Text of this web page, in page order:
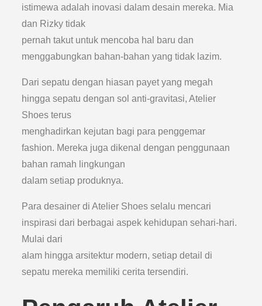
istimewa adalah inovasi dalam desain mereka. Mia
dan Rizky tidak
pernah takut untuk mencoba hal baru dan
menggabungkan bahan-bahan yang tidak lazim.
Dari sepatu dengan hiasan payet yang megah
hingga sepatu dengan sol anti-gravitasi, Atelier
Shoes terus
menghadirkan kejutan bagi para penggemar
fashion. Mereka juga dikenal dengan penggunaan
bahan ramah lingkungan
dalam setiap produknya.
Para desainer di Atelier Shoes selalu mencari
inspirasi dari berbagai aspek kehidupan sehari-hari.
Mulai dari
alam hingga arsitektur modern, setiap detail di
sepatu mereka memiliki cerita tersendiri.